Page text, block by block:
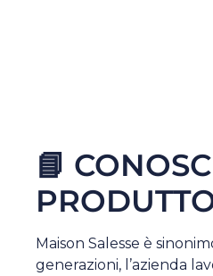
📘
Maison Salesse è
generazioni, l’azienda